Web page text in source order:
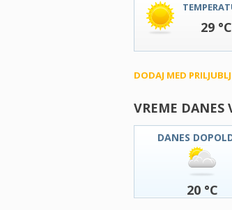
29 °C
DODAJ MED
VREME DANES
DANES
20 °C